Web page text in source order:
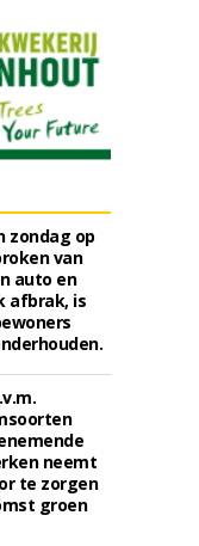
zondag op
van
auto en
afbrak, is
neemt
te zorgen
groen